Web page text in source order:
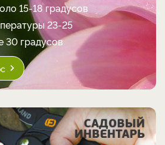
15-18 градусов
23-25
30 градусов